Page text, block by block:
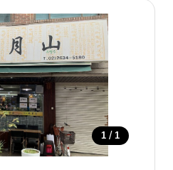
1 / 1